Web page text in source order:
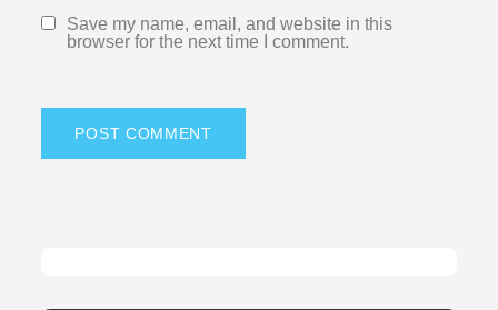
Save my name, email, and website in this
browser for the next time I comment.